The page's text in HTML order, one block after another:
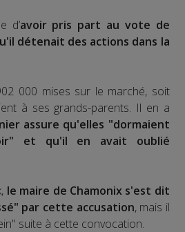
d’avoir pris part au vote de
détenait des actions dans la
000 mises sur le marché, soit
à ses grands-parents. Il en a
assure qu'elles "dormaient
et qu'il en avait oublié
le maire de Chamonix s'est dit
par cette accusation, mais il
suite à cette convocation.